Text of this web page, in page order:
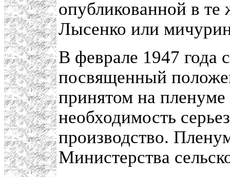
опубликованной в те
Лысенко или
В феврале 1947 года
посвященный
принятом на пленуме
необходимость
производство.
Министерства